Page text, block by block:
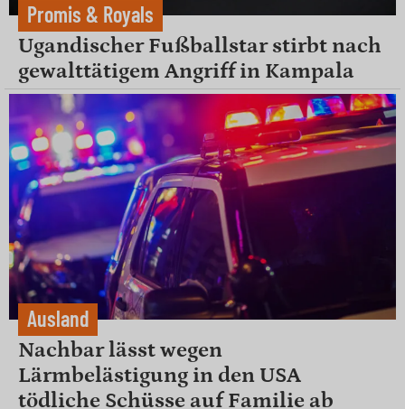
Promis & Royals
Ugandischer Fußballstar stirbt nach
gewalttätigem Angriff in Kampala
Ausland
Nachbar lässt wegen
Lärmbelästigung in den USA
tödliche Schüsse auf Familie ab